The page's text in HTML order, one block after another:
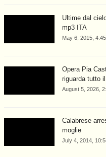
Ultime dal
mp3 ITA
May 6, 2015,
Opera Pia
riguarda tutto
August 5, 2026,
Calabrese
moglie
July 4, 2014,